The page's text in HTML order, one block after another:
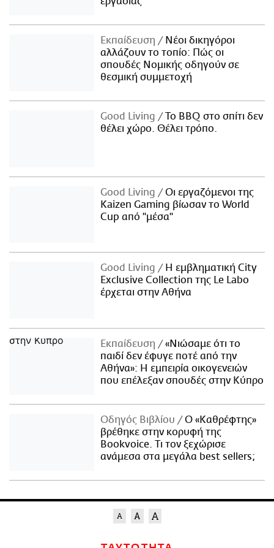
Εκπαίδευση
Νέοι δικηγόροι
αλλάζουν το τοπίο: Πώς οι
σπουδές Νομικής οδηγούν σε
θεσμική συμμετοχή
Good Living
Το BBQ στο σπίτι δεν
θέλει χώρο. Θέλει τρόπο.
Good Living
Οι εργαζόμενοι της
Kaizen Gaming βίωσαν το World
Cup από "μέσα"
Good Living
Η εμβληματική City
Exclusive Collection της Le Labo
έρχεται στην Αθήνα
Εκπαίδευση
«Νιώσαμε ότι το
παιδί δεν έφυγε ποτέ από την
Αθήνα»: Η εμπειρία οικογενειών
που επέλεξαν σπουδές στην Κύπρο
Οδηγός Βιβλίου
Ο «Καθρέφτης»
βρέθηκε στην κορυφή της
Bookvoice. Τι τον ξεχώρισε
ανάμεσα στα μεγάλα best sellers;